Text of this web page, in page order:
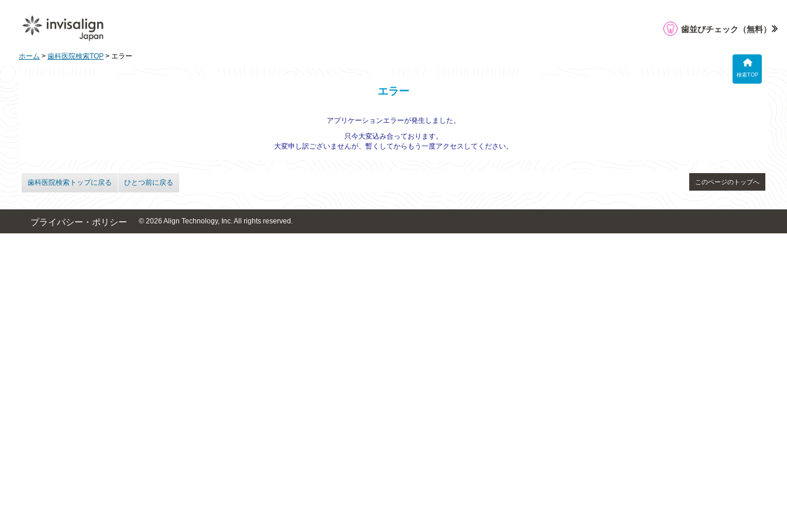
検索TOP
歯並びチェック （無料）
ホーム > 歯科医院検索TOP > エラー
エラー
アプリケーションエラーが発生しました。
只今大変込み合っております。
大変申し訳ございませんが、暫くしてからもう一度アクセスしてください。
歯科医院検索トップに戻る ひとつ前に戻る このページのトップへ
プライバシー・ポリシー © 2026 Align Technology, Inc. All rights reserved.